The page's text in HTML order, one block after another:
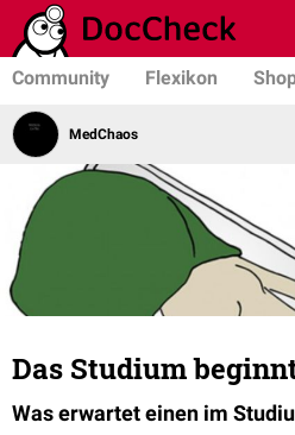
Community Flexikon
MedChaos
Das Studium
Was erwartet einen im